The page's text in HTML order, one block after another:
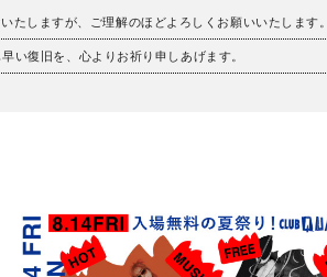
しますが、ご理解のほどよろしくお願いいたします。
い復旧を、心よりお祈り申しあげます。